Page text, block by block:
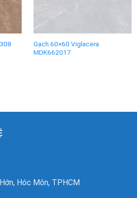
Gạch 60×60 Viglacera
MDK662017
Hóc Môn, TPHCM